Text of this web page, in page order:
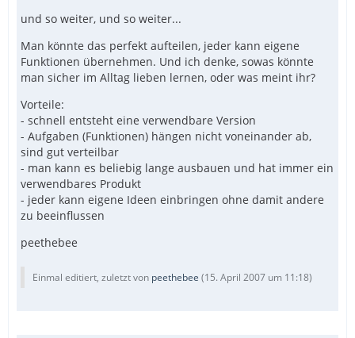
und so weiter, und so weiter...
Man könnte das perfekt aufteilen, jeder kann eigene
Funktionen übernehmen. Und ich denke, sowas könnte
man sicher im Alltag lieben lernen, oder was meint ihr?
Vorteile:
- schnell entsteht eine verwendbare Version
- Aufgaben (Funktionen) hängen nicht voneinander ab,
sind gut verteilbar
- man kann es beliebig lange ausbauen und hat immer ein
verwendbares Produkt
- jeder kann eigene Ideen einbringen ohne damit andere
zu beeinflussen
peethebee
Einmal editiert, zuletzt von peethebee (15. April 2007 um 11:18)